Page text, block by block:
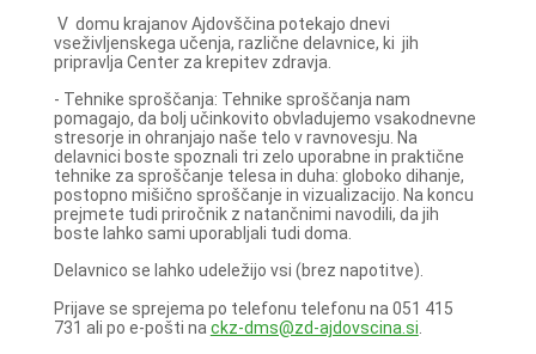
V domu krajanov Ajdovščina potekajo dnevi
vseživljenskega učenja, različne delavnice, ki jih
pripravlja Center za krepitev zdravja.
- Tehnike sproščanja: Tehnike sproščanja nam
pomagajo, da bolj učinkovito obvladujemo vsakodnevne
stresorje in ohranjajo naše telo v ravnovesju. Na
delavnici boste spoznali tri zelo uporabne in praktične
tehnike za sproščanje telesa in duha: globoko dihanje,
postopno mišično sproščanje in vizualizacijo. Na koncu
prejmete tudi priročnik z natančnimi navodili, da jih
boste lahko sami uporabljali tudi doma.
Delavnico se lahko udeležijo vsi (brez napotitve).
Prijave se sprejema po telefonu telefonu na 051 415
731 ali po e-pošti na ckz-dms@zd-ajdovscina.si